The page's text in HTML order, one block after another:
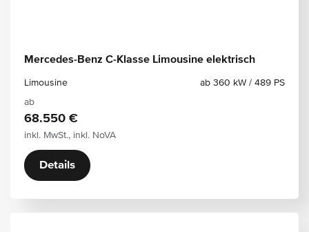
Mercedes-Benz C-Klasse Limousine elektrisch
Limousine
ab 360 kW / 489 PS
ab
68.550 €
inkl. MwSt., inkl. NoVA
Details